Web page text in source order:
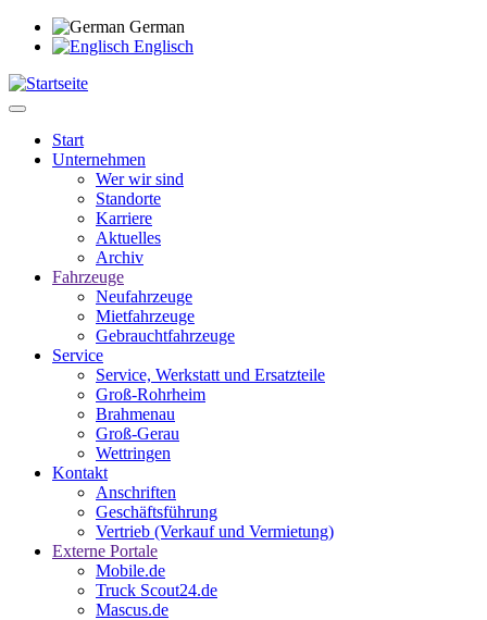
Direkt
zum
German
Englisch
Main
Start
Unternehmen
Wer wir sind
Standorte
Karriere
Aktuelles
Archiv
Fahrzeuge
Neufahrzeuge
Mietfahrzeuge
Gebrauchtfahrzeuge
Service
Service, Werkstatt und Ersatzteile
Groß-Rohrheim
Brahmenau
Groß-Gerau
Wettringen
Kontakt
Anschriften
Geschäftsführung
Vertrieb (Verkauf und Vermietung)
Externe Portale
Mobile.de
Truck Scout24.de
Mascus.de